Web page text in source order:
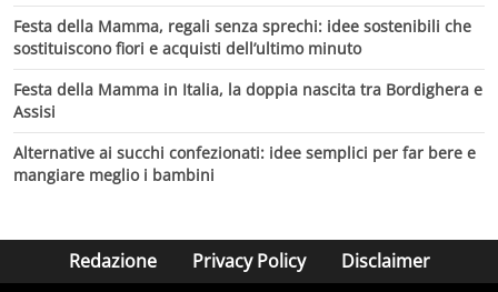
Festa della Mamma, regali senza sprechi: idee sostenibili che
sostituiscono fiori e acquisti dell’ultimo minuto
Festa della Mamma in Italia, la doppia nascita tra Bordighera e
Assisi
Alternative ai succhi confezionati: idee semplici per far bere e
mangiare meglio i bambini
Redazione Privacy Policy Disclaimer